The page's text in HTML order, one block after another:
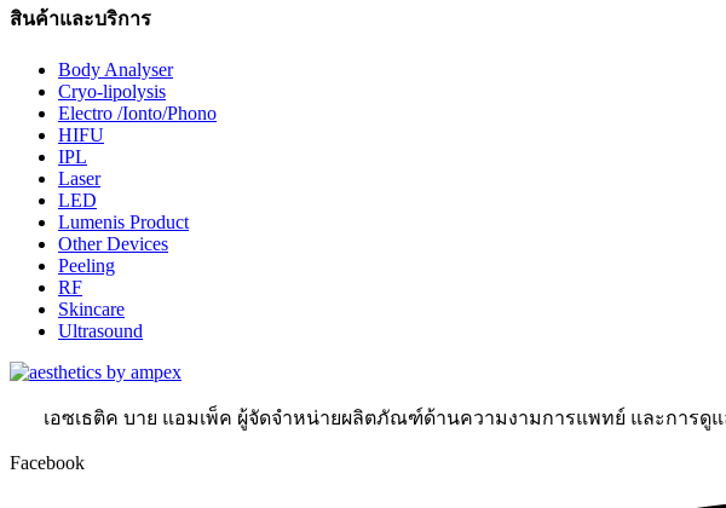
สินค้าและบริการ
Body Analyser
Cryo-lipolysis
Electro /Ionto/Phono
HIFU
IPL
Laser
LED
Lumenis Product
Other Devices
Peeling
RF
Skincare
Ultrasound
เอซเธติค บาย แอมเพ็ค ผู้จัดจำหน่ายผลิตภัณฑ์ด้านความงามการแพทย์ และการดูแล
Facebook